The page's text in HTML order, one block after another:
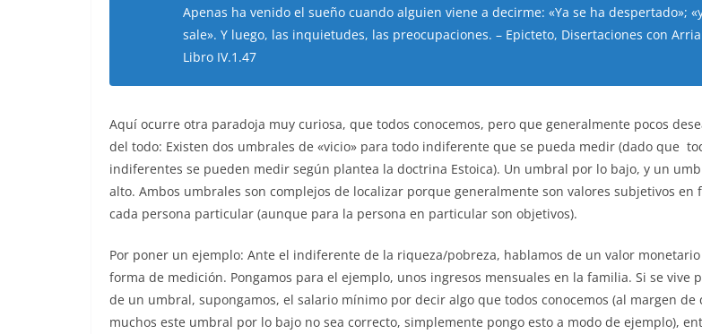
Apenas ha venido el sueño cuando alguien viene a decirme: «Ya se ha despertado»;
sale». Y luego, las inquietudes, las preocupaciones. – Epicteto, Disertaciones con
Libro IV.1.47
Aquí ocurre otra paradoja muy curiosa, que todos conocemos, pero que generalmente pocos
del todo: Existen dos umbrales de «vicio» para todo indiferente que se pueda medir (dado que
indiferentes se pueden medir según plantea la doctrina Estoica). Un umbral por lo bajo, y un
alto. Ambos umbrales son complejos de localizar porque generalmente son valores subjetivos en
cada persona particular (aunque para la persona en particular son objetivos).
Por poner un ejemplo: Ante el indiferente de la riqueza/pobreza, hablamos de un valor
forma de medición. Pongamos para el ejemplo, unos ingresos mensuales en la familia. Si se vive
de un umbral, supongamos, el salario mínimo por decir algo que todos conocemos (al margen de
muchos este umbral por lo bajo no sea correcto, simplemente pongo esto a modo de ejemplo),